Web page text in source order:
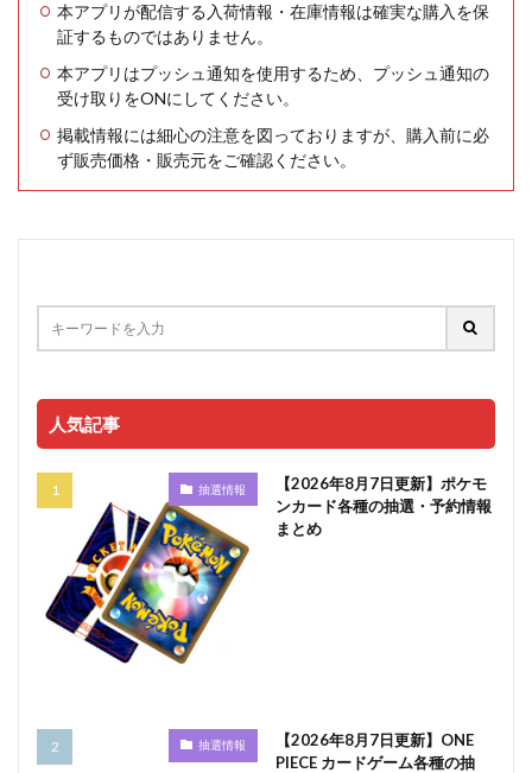
本アプリが配信する入荷情報・在庫情報は確実な購入を保
証するものではありません。
本アプリはプッシュ通知を使用するため、プッシュ通知の
受け取りをONにしてください。
掲載情報には細心の注意を図っておりますが、購入前に必
ず販売価格・販売元をご確認ください。
人気記事
抽選情報
【2026年8月7日更新】ポケモ
ンカード各種の抽選・予約情報
まとめ
抽選情報
【2026年8月7日更新】ONE
PIECE カードゲーム各種の抽